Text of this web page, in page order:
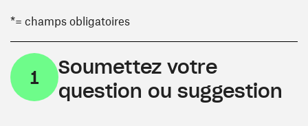
*= champs obligatoires
1
Soumettez votre
question ou suggestion